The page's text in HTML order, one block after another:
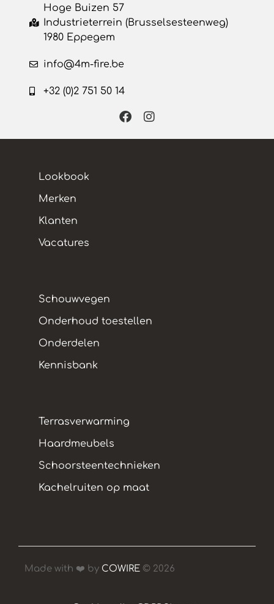
Hoge Buizen 57
Industrieterrein (Brusselsesteenweg)
1980 Eppegem
info@4m-fire.be
+32 (0)2 751 50 14
Lookbook
Merken
Klanten
Vacatures
Schouwvegen
Onderhoud toestellen
Onderdelen
Kennisbank
Terrasverwarming
Haardmeubels
Schoorsteentechnieken
Kachelruiten op maat
Made with ❤️ by COWIRE © 2026